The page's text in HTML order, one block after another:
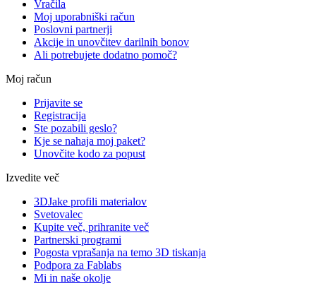
Vračila
Moj uporabniški račun
Poslovni partnerji
Akcije in unovčitev darilnih bonov
Ali potrebujete dodatno pomoč?
Moj račun
Prijavite se
Registracija
Ste pozabili geslo?
Kje se nahaja moj paket?
Unovčite kodo za popust
Izvedite več
3DJake profili materialov
Svetovalec
Kupite več, prihranite več
Partnerski programi
Pogosta vprašanja na temo 3D tiskanja
Podpora za Fablabs
Mi in naše okolje